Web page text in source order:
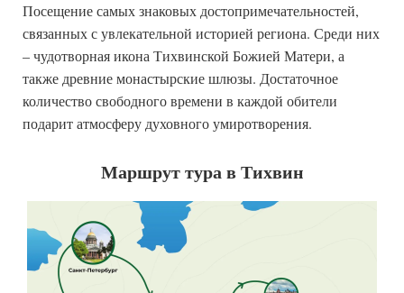
Посещение самых знаковых достопримечательностей,
связанных с увлекательной историей региона. Среди них
– чудотворная икона Тихвинской Божией Матери, а
также древние монастырские шлюзы. Достаточное
количество свободного времени в каждой обители
подарит атмосферу духовного умиротворения.
Маршрут тура в Тихвин